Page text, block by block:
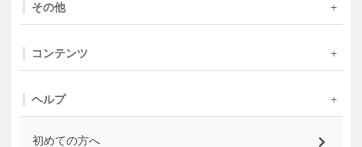
その他
コンテンツ
ヘルプ
初めての方へ